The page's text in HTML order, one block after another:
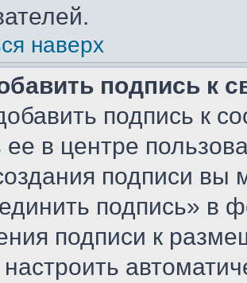
наверх
подпись к
подпись к
ее в центре
подписи вы
подпись» в
подписи к